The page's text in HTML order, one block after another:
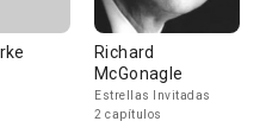
Richard
McGonagle
Estrellas Invitadas
2 capítulos